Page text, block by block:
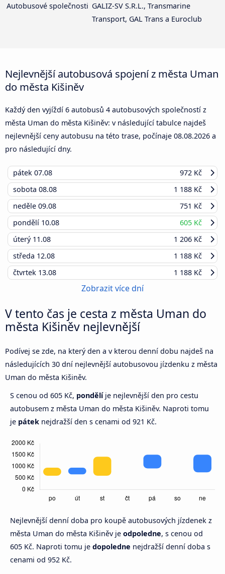
Autobusové společnosti GALIZ-SV S.R.L., Transmarine
Transport, GAL Trans a Euroclub
Nejlevnější autobusová spojení z města Uman
do města Kišiněv
Každý den vyjíždí 6 autobusů 4 autobusových společností z
města Uman do města Kišiněv: v následující tabulce najdeš
nejlevnější ceny autobusu na této trase, počínaje 08.08.2026 a
pro následující dny.
pátek 07.08
972 Kč
sobota 08.08
1 188 Kč
neděle 09.08
751 Kč
pondělí 10.08
605 Kč
úterý 11.08
1 206 Kč
středa 12.08
1 188 Kč
čtvrtek 13.08 1 188 Kč
Zobrazit více dní
V tento čas je cesta z města Uman do
města Kišiněv nejlevnější
Podívej se zde, na který den a v kterou denní dobu najdeš na
následujících 30 dní nejlevnější autobusovou jízdenku z města
Uman do města Kišiněv.
S cenou od 605 Kč, pondělíje nejlevnější den pro cestu
autobusem z města Uman do města Kišiněv. Naproti tomu
je pátek nejdražší den s cenami od 921 Kč.
Nejlevnější denní doba pro koupě autobusových jízdenek z
města Uman do města Kišiněv je odpoledne, s cenou od
605 Kč. Naproti tomu je dopoledne nejdražší denní doba s
cenami od 952 Kč.